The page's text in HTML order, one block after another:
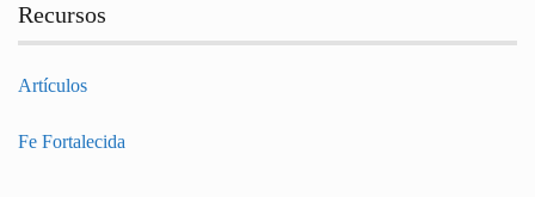
Recursos
Artículos
Fe Fortalecida